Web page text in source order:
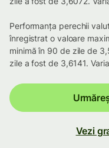
Performanța perechii
înregistrat o valoare
minimă în 90 de zile de
zile a fost de 3,6141.
Vezi